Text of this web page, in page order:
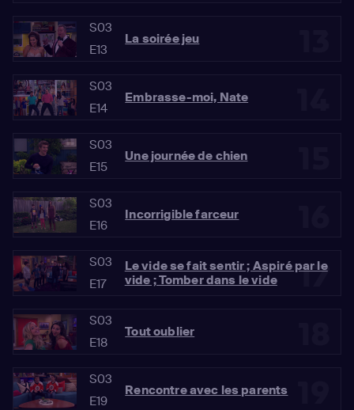
S03
E13
La soirée jeu
S03
E14
Embrasse-moi, Nate
S03
E15
Une journée de chien
S03
E16
Incorrigible farceur
17
S03
E17
Le vide se fait sentir ; Aspiré par le
vide ; Tomber dans le vide
S03
E18
Tout oublier
S03
E19
Rencontre avec les parents